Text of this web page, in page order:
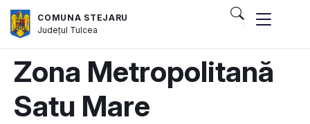
COMUNA STEJARU
Județul Tulcea
Zona Metropolitană
Satu Mare